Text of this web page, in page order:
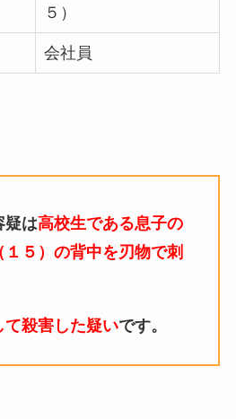
５）
会社員
疑は高校生である息子の
５）の背中を刃物で刺
殺害した疑いです。